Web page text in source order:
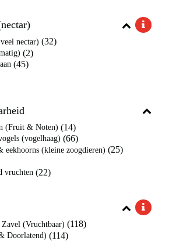
nectar) (32)
(2)
(45)
(Fruit & Noten) (14)
(vogelhaag) (66)
eekhoorns (kleine zoogdieren) (25)
vruchten (22)
(Vruchtbaar) (118)
Doorlatend) (114)